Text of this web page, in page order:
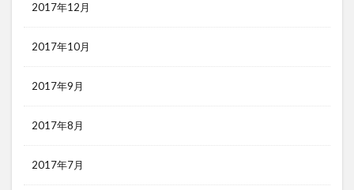
2017年12月
2017年10月
2017年9月
2017年8月
2017年7月